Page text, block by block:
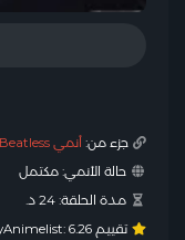
جزء من: أنمي Beatless مترجم
حالة الأنمي:مكتمل
مدة الحلقة:24 د.
تقييم MyAnimelist: 6.26